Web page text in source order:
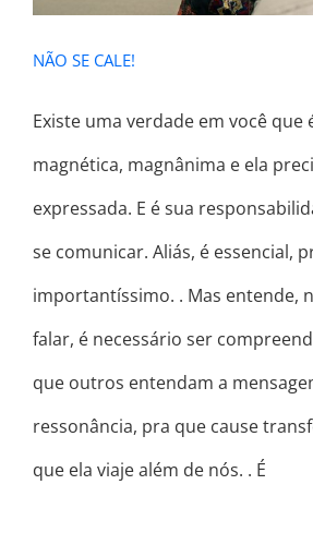
NÃO SE CALE!
Existe uma verdade em você que
magnética, magnânima e ela
expressada. E é sua
se comunicar. Aliás, é essencial,
importantíssimo. . Mas entende,
falar, é necessário ser
que outros entendam a
ressonância, pra que cause
que ela viaje além de nós. . É